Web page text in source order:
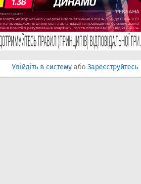
Увійдіть в систему або Зареєструйтесь